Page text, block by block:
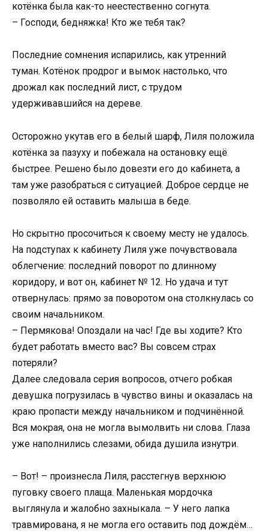
котёнка была как-то неестественно согнута.
– Господи, бедняжка! Кто же тебя так?
Последние сомнения испарились, как утренний
туман. Котёнок продрог и вымок настолько, что
дрожал как последний лист, с трудом
удерживавшийся на дереве.
Осторожно укутав его в белый шарф, Лиля положила
котёнка за пазуху и побежала на остановку ещё
быстрее. Решено было довезти его до кабинета, а
там уже разобраться с ситуацией. Доброе сердце не
позволяло ей оставить малыша в беде.
Но скрытно просочиться к своему месту не удалось.
На подступах к кабинету Лиля уже почувствовала
облегчение: последний поворот по длинному
коридору, и вот он, кабинет № 12. Но удача и тут
отвернулась: прямо за поворотом она столкнулась со
своим начальником.
– Пермякова! Опоздали на час! Где вы ходите? Кто
будет работать вместо вас? Вы совсем страх
потеряли?
Далее следовала серия вопросов, отчего робкая
девушка погрузилась в чувство вины и оказалась на
краю пропасти между начальником и подчинённой.
Вся мокрая, она не могла вымолвить ни слова. Глаза
уже наполнились слезами, обида душила изнутри.
– Вот! – произнесла Лиля, расстегнув верхнюю
пуговку своего плаща. Маленькая мордочка
выглянула и жалобно захныкала. – У него лапка
травмирована, я не могла его оставить под дождём…